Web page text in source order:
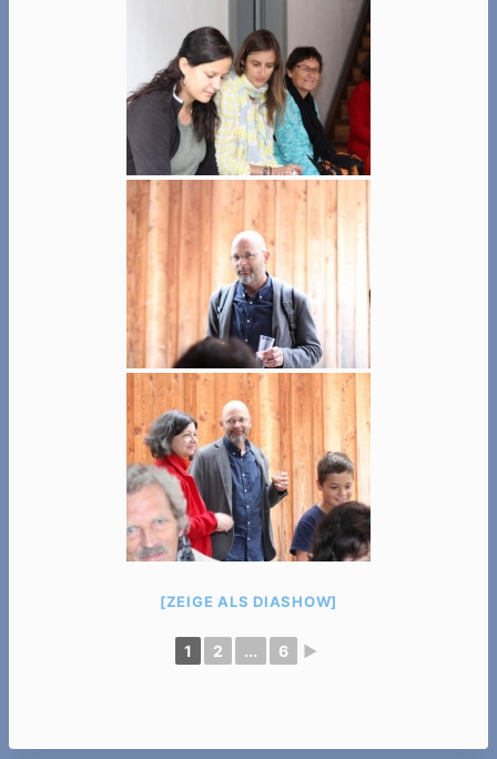
[ZEIGE ALS DIASHOW]
1 2 ... 6 ►